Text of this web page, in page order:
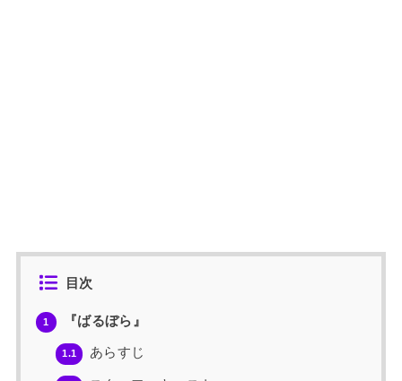
目次
1 『ばるぼら』
1.1 あらすじ